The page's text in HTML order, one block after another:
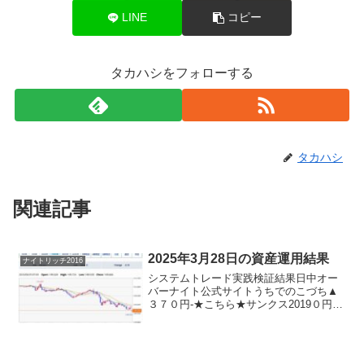
LINE コピー
タカハシをフォローする
タカハシ
関連記事
ナイトリッチ2016 2025年3月28日の資産運用結果
システムトレード実践検証結果日中オー
バーナイト公式サイトうちでのこづち▲
３７０円-★こちら★サンクス2019０円-